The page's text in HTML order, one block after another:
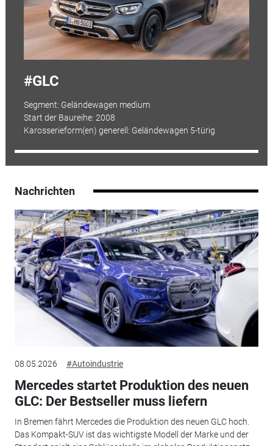
GLC
Segment: Geländewagen medium
Start der Baureihe: 2008
Karosserieform(en) generell: Geländewagen 5-türig
Nachrichten
08.05.2026 #Autoindustrie
Mercedes startet Produktion des neuen
GLC: Der Bestseller muss liefern
In Bremen fährt Mercedes die Produktion des neuen GLC hoch.
Das Kompakt-SUV ist das wichtigste Modell der Marke und der